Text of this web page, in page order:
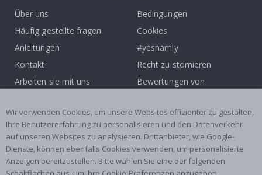
Über uns
Häufig gestellte fragen
Anleitungen
Kontakt
Arbeiten sie mit uns
Inspiration
Bedingungen
Cookies
#yesnamly
Recht zu stornieren
Bewertungen von
Beliebte Kategorien
Namensaufkleber
Wandtattoos
Wir verwenden Cookies, um unsere Websites effizienter zu gestalten,
Ihre Benutzererfahrung zu personalisieren und den Datenverkehr
auf unseren Websites zu analysieren. Drittanbieter, wie Google-
Dienste, können ebenfalls Cookies verwenden, um personalisierte
Anzeigen bereitzustellen. Bitte wählen Sie eine der folgenden